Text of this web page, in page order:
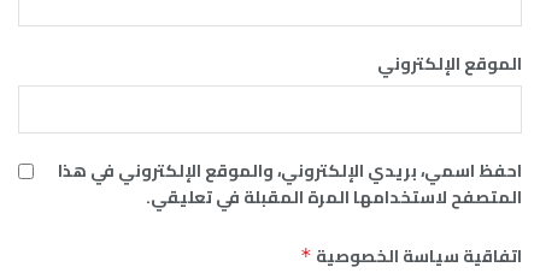
الموقع الإلكتروني
احفظ اسمي، بريدي الإلكتروني، والموقع الإلكتروني في هذا
المتصفح لاستخدامها المرة المقبلة في تعليقي.
اتفاقية سياسة الخصوصية *